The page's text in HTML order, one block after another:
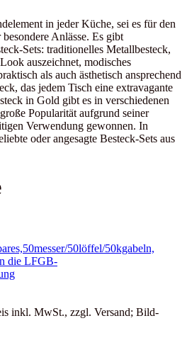
in jeder Küche, sei es für den
Anlässe. Es gibt
Sets: traditionelles Metallbesteck,
auszeichnet, modisches
als auch ästhetisch ansprechend
das jedem Tisch eine extravagante
in Gold gibt es in verschiedenen
Popularität aufgrund seiner
Verwendung gewonnen. In
oder angesagte Besteck-Sets aus
inkl. MwSt., zzgl. Versand; Bild-